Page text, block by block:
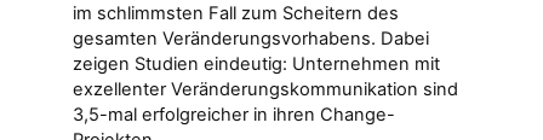
im schlimmsten Fall zum Scheitern des
gesamten Veränderungsvorhabens. Dabei
zeigen Studien eindeutig: Unternehmen mit
exzellenter Veränderungskommunikation sind
3,5-mal erfolgreicher in ihren Change-